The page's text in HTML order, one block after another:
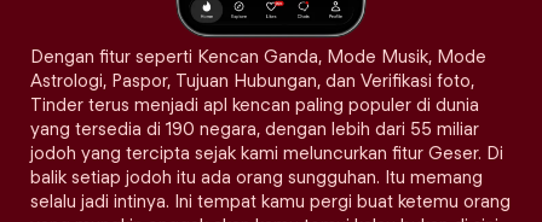
Dengan fitur seperti Kencan Ganda, Mode Musik, Mode
Astrologi, Paspor, Tujuan Hubungan, dan Verifikasi foto,
Tinder terus menjadi apl kencan paling populer di dunia
yang tersedia di 190 negara, dengan lebih dari 55 miliar
jodoh yang tercipta sejak kami meluncurkan fitur Geser. Di
balik setiap jodoh itu ada orang sungguhan. Itu memang
selalu jadi intinya. Ini tempat kamu pergi buat ketemu orang